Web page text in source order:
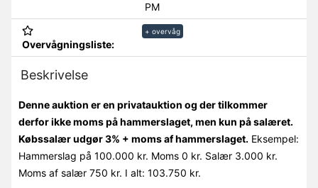
PM
Overvågningsliste:
+ overvåg
Beskrivelse
Denne auktion er en privatauktion og der tilkommer
derfor ikke moms på hammerslaget, men kun på salæret.
Købssalær udgør 3% + moms af hammerslaget.Eksempel:
Hammerslag på 100.000 kr. Moms 0 kr. Salær 3.000 kr.
Moms af salær 750 kr. I alt: 103.750 kr.